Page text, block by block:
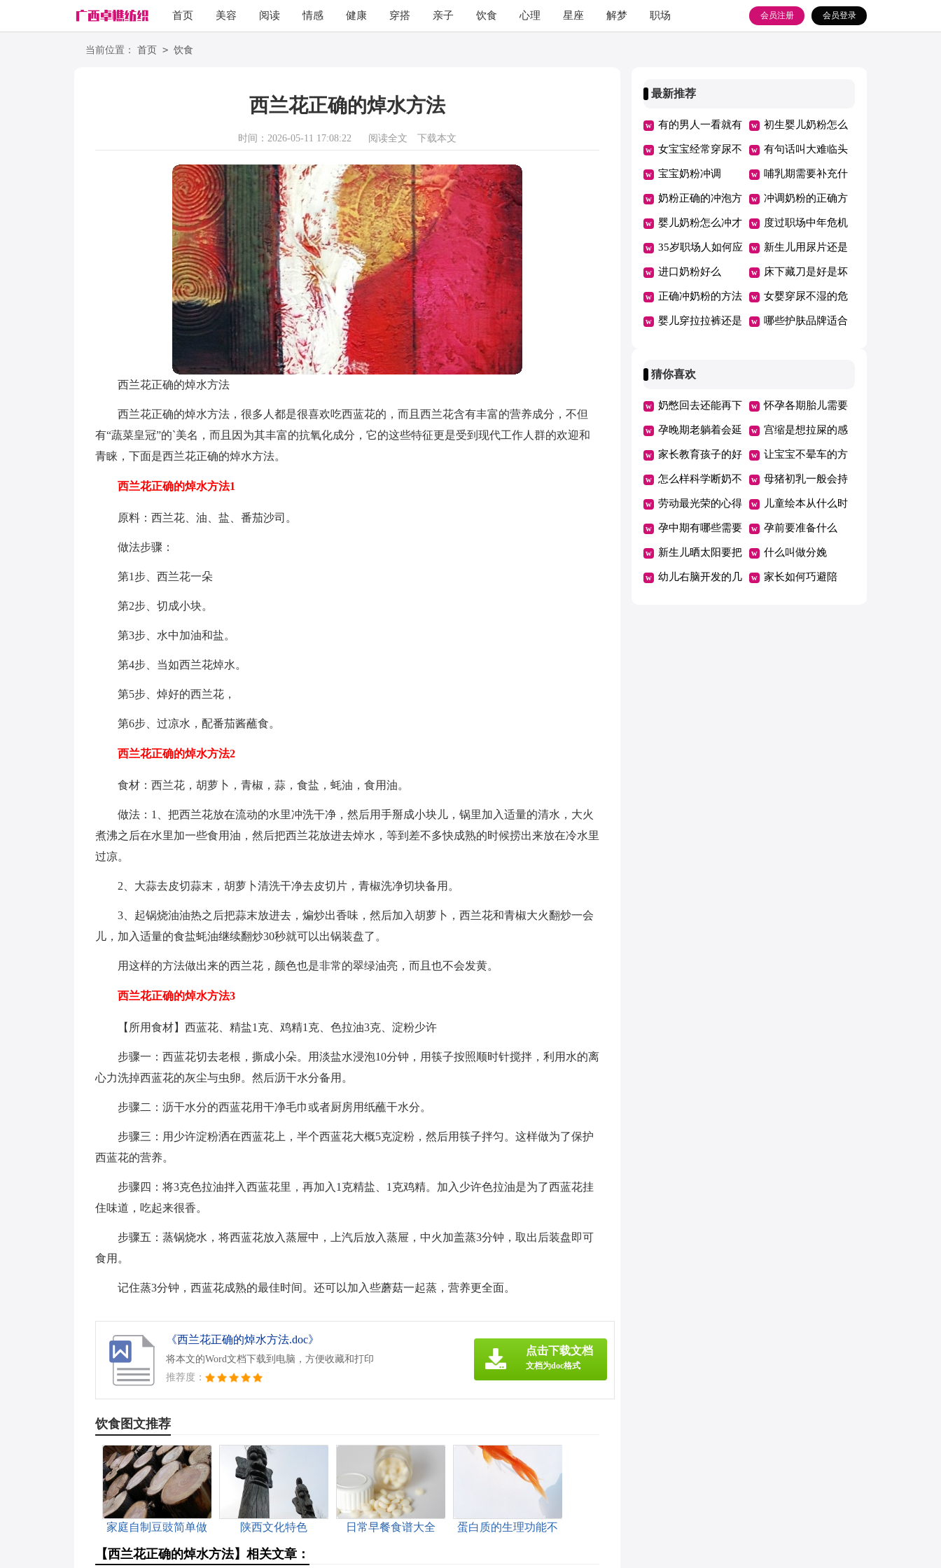
首页 美容 阅读 情感 健康 穿搭 亲子 饮食 心理 星座 解梦 职场
励志
会员登录
会员注册
当前位置： 首页 > 饮食
西兰花正确的焯水方法
时间：2026-05-11 17:08:22 阅读全文 下载本文
西兰花正确的焯水方法
西兰花正确的焯水方法，很多人都是很喜欢吃西蓝花的，而且西兰花含有丰富的营养成分，不但
有“蔬菜皇冠”的`美名，而且因为其丰富的抗氧化成分，它的这些特征更是受到现代工作人群的欢迎和
青睐，下面是西兰花正确的焯水方法。
西兰花正确的焯水方法1
原料：西兰花、油、盐、番茄沙司。
做法步骤：
第1步、西兰花一朵
第2步、切成小块。
第3步、水中加油和盐。
第4步、当如西兰花焯水。
第5步、焯好的西兰花，
第6步、过凉水，配番茄酱蘸食。
西兰花正确的焯水方法2
食材：西兰花，胡萝卜，青椒，蒜，食盐，蚝油，食用油。
做法：1、把西兰花放在流动的水里冲洗干净，然后用手掰成小块儿，锅里加入适量的清水，大火
煮沸之后在水里加一些食用油，然后把西兰花放进去焯水，等到差不多快成熟的时候捞出来放在冷水里
过凉。
2、大蒜去皮切蒜末，胡萝卜清洗干净去皮切片，青椒洗净切块备用。
3、起锅烧油油热之后把蒜末放进去，煸炒出香味，然后加入胡萝卜，西兰花和青椒大火翻炒一会
儿，加入适量的食盐蚝油继续翻炒30秒就可以出锅装盘了。
用这样的方法做出来的西兰花，颜色也是非常的翠绿油亮，而且也不会发黄。
西兰花正确的焯水方法3
【所用食材】西蓝花、精盐1克、鸡精1克、色拉油3克、淀粉少许
步骤一：西蓝花切去老根，撕成小朵。用淡盐水浸泡10分钟，用筷子按照顺时针搅拌，利用水的离
心力洗掉西蓝花的灰尘与虫卵。然后沥干水分备用。
步骤二：沥干水分的西蓝花用干净毛巾或者厨房用纸蘸干水分。
步骤三：用少许淀粉洒在西蓝花上，半个西蓝花大概5克淀粉，然后用筷子拌匀。这样做为了保护
西蓝花的营养。
步骤四：将3克色拉油拌入西蓝花里，再加入1克精盐、1克鸡精。加入少许色拉油是为了西蓝花挂
住味道，吃起来很香。
步骤五：蒸锅烧水，将西蓝花放入蒸屉中，上汽后放入蒸屉，中火加盖蒸3分钟，取出后装盘即可
食用。
记住蒸3分钟，西蓝花成熟的最佳时间。还可以加入些蘑菇一起蒸，营养更全面。
《西兰花正确的焯水方法.doc》
将本文的Word文档下载到电脑，方便收藏和打印
推荐度：
点击下载文档
文档为doc格式
饮食图文推荐
家庭自制豆豉简单做
陕西文化特色 日常早餐食谱大全
蛋白质的生理功能不
【西兰花正确的焯水方法】相关文章：
最新推荐
有的男人一看就有
气场
初生婴儿奶粉怎么
冲泡
女宝宝经常穿尿不
湿好吗
有句话叫大难临头
各自飞
宝宝奶粉冲调 哺乳期需要补充什
么营养
奶粉正确的冲泡方
法
冲调奶粉的正确方
法注意事项
婴儿奶粉怎么冲才
是正确的
度过职场中年危机
需要掌握哪3个技
能
35岁职场人如何应
对职场中年危机
新生儿用尿片还是
用纸尿裤
进口奶粉好么 床下藏刀是好是坏
呢
正确冲奶粉的方法 女婴穿尿不湿的危
害
婴儿穿拉拉裤还是 哪些护肤品牌适合
猜你喜欢
奶憋回去还能再下
来吗
怀孕各期胎儿需要
的营养
孕晚期老躺着会延
期吗
宫缩是想拉屎的感
觉吗
家长教育孩子的好
方法总结一年级
让宝宝不晕车的方
法
怎么样科学断奶不
坑娃
母猪初乳一般会持
续几天
劳动最光荣的心得
体会范文（精选5
篇）
儿童绘本从什么时
候开始看有哪些好
处
孕中期有哪些需要
注意的事项
孕前要准备什么
新生儿晒太阳要把
衣服脱了吗
什么叫做分娩
幼儿右脑开发的几 家长如何巧避陪